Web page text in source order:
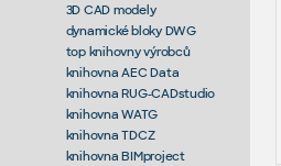
3D CAD modely
dynamické bloky DWG
top knihovny výrobců
knihovna AEC Data
knihovna RUG-CADstudio
knihovna WATG
knihovna TDCZ
knihovna BIMproject